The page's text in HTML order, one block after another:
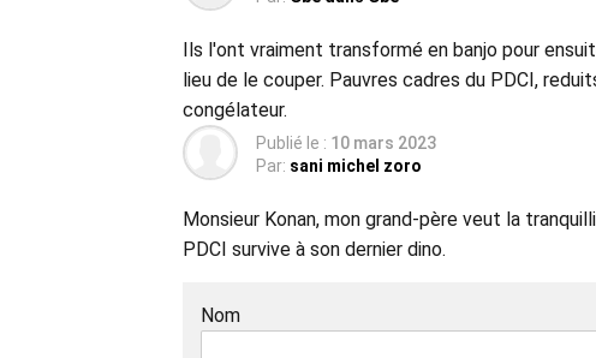
Ils l'ont vraiment transformé en banjo pour
lieu de le couper. Pauvres cadres du PDCI,
congélateur.
Publié le : 10 mars 2023
Par: sani michel zoro
Monsieur Konan, mon grand-père veut la
PDCI survive à son dernier dino.
Nom